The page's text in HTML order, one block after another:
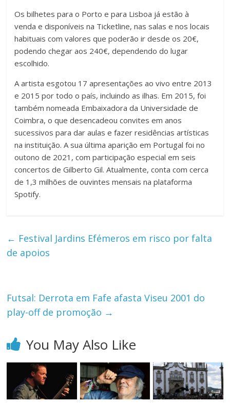
Os bilhetes para o Porto e para Lisboa já estão à
venda e disponíveis na Ticketline, nas salas e nos locais
habituais com valores que poderão ir desde os 20€,
podendo chegar aos 240€, dependendo do lugar
escolhido.
A artista esgotou 17 apresentações ao vivo entre 2013
e 2015 por todo o país, incluindo as ilhas. Em 2015, foi
também nomeada Embaixadora da Universidade de
Coimbra, o que desencadeou convites em anos
sucessivos para dar aulas e fazer residências artísticas
na instituição. A sua última aparição em Portugal foi no
outono de 2021, com participação especial em seis
concertos de Gilberto Gil. Atualmente, conta com cerca
de 1,3 milhões de ouvintes mensais na plataforma
Spotify.
← Festival Jardins Efémeros em risco por falta
de apoios
Futsal: Derrota em Fafe afasta Viseu 2001 do
play-off de promoção →
You May Also Like